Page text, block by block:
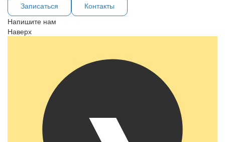
Записаться
Контакты
Напишите нам
Наверх